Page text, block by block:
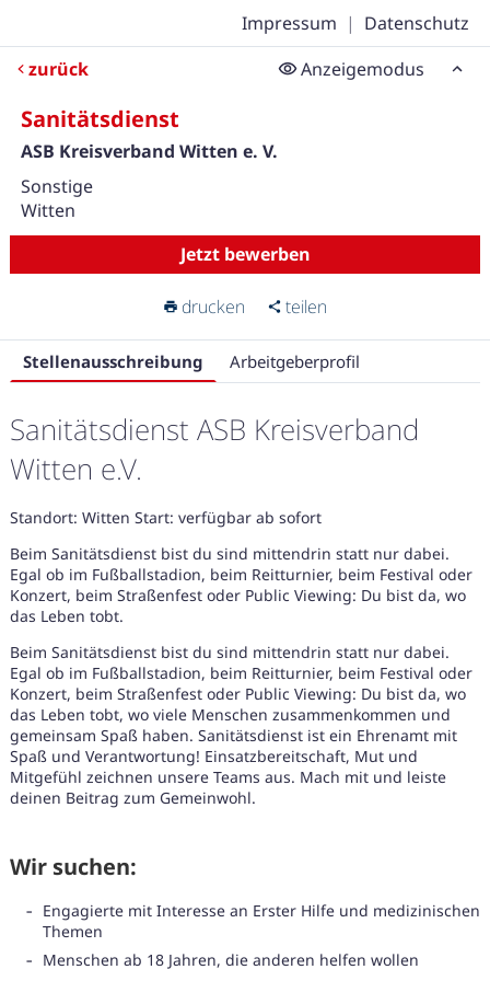
Impressum | Datenschutz
zurück
Anzeigemodus
Sanitätsdienst
ASB Kreisverband Witten e. V.
Sonstige
Witten
Jetzt bewerben
drucken teilen
Stellenausschreibung Arbeitgeberprofil
Sanitätsdienst ASB Kreisverband
Witten e.V.
Standort: Witten Start: verfügbar ab sofort
Beim Sanitätsdienst bist du sind mittendrin statt nur dabei.
Egal ob im Fußballstadion, beim Reitturnier, beim Festival oder
Konzert, beim Straßenfest oder Public Viewing: Du bist da, wo
das Leben tobt.
Beim Sanitätsdienst bist du sind mittendrin statt nur dabei.
Egal ob im Fußballstadion, beim Reitturnier, beim Festival oder
Konzert, beim Straßenfest oder Public Viewing: Du bist da, wo
das Leben tobt, wo viele Menschen zusammenkommen und
gemeinsam Spaß haben. Sanitätsdienst ist ein Ehrenamt mit
Spaß und Verantwortung! Einsatzbereitschaft, Mut und
Mitgefühl zeichnen unsere Teams aus. Mach mit und leiste
deinen Beitrag zum Gemeinwohl.
Wir suchen:
Engagierte mit Interesse an Erster Hilfe und medizinischen
Themen
Menschen ab 18 Jahren, die anderen helfen wollen
Karte anzeigen